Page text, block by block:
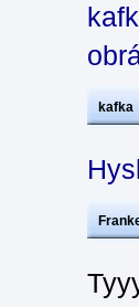
kafka